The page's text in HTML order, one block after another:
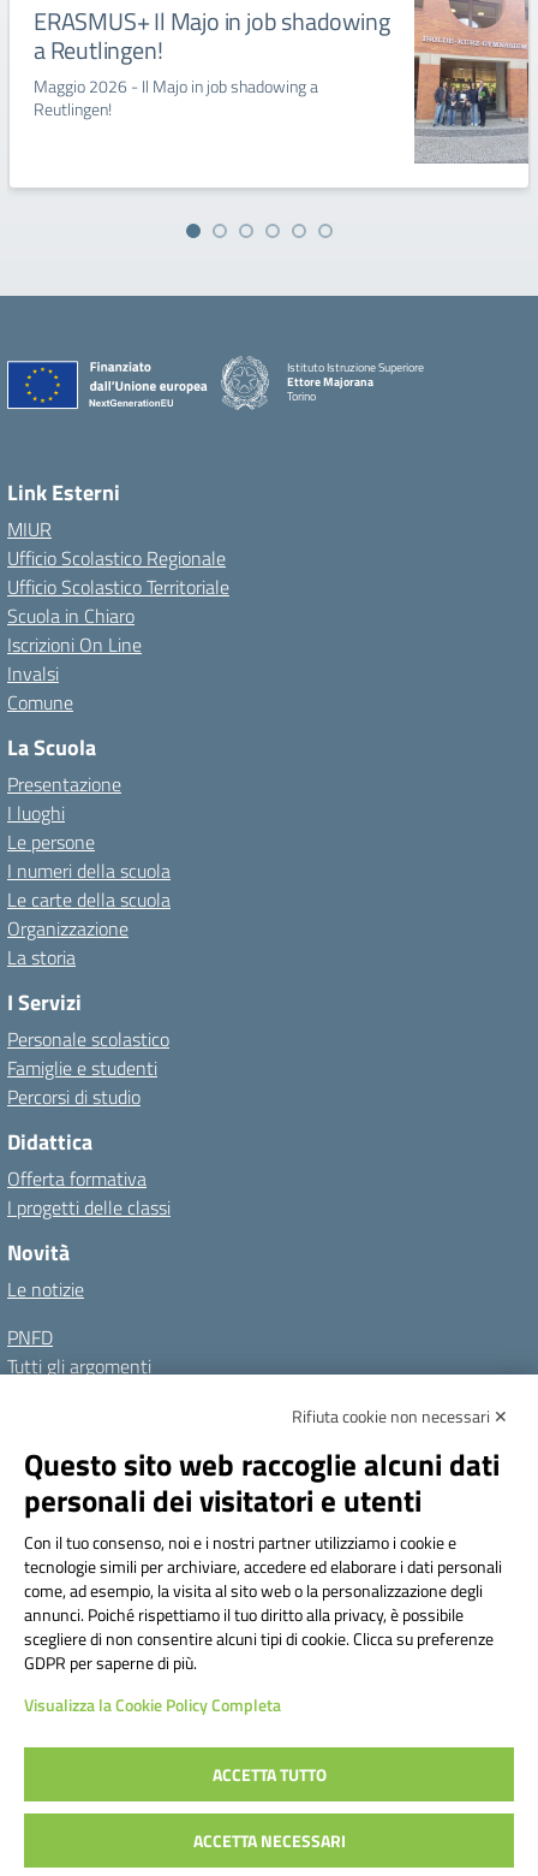
ERASMUS+ Il Majo in job shadowing
a Reutlingen!
Maggio 2026 - Il Majo in job shadowing a
Reutlingen!
Istituto Istruzione Superiore
Ettore Majorana
Torino
Link Esterni
MIUR
Ufficio Scolastico Regionale
Ufficio Scolastico Territoriale
Scuola in Chiaro
Iscrizioni On Line
Invalsi
Comune
La Scuola
Presentazione
I luoghi
Le persone
I numeri della scuola
Le carte della scuola
Organizzazione
La storia
I Servizi
Personale scolastico
Famiglie e studenti
Percorsi di studio
Didattica
Offerta formativa
I progetti delle classi
Novità
Le notizie
PNFD
Tutti gli argomenti
Albo online
Dichiarazione di accessibilitàNote legali
Seguici su:
Indirizzo: Via Frattini 11, Torino
Centralino: 011 3099128 Email:tois003003@istruzione.it
Posta elettronica certificata (PEC):tois003003@pec.istruzione.it
Codice fiscale: 80090800014
Codice meccanografico:TOIS003003
Concept & Design by Designers Italia
Rifiuta cookie non necessari ✕
Questo sito web raccoglie alcuni dati
personali dei visitatori e utenti
Con il tuo consenso, noi e i nostri partner utilizziamo i cookie e
tecnologie simili per archiviare, accedere ed elaborare i dati personali
come, ad esempio, la visita al sito web o la personalizzazione degli
annunci. Poiché rispettiamo il tuo diritto alla privacy, è possibile
scegliere di non consentire alcuni tipi di cookie. Clicca su preferenze
GDPR per saperne di più.
Visualizza la Cookie Policy Completa
ACCETTA TUTTO
ACCETTA NECESSARI